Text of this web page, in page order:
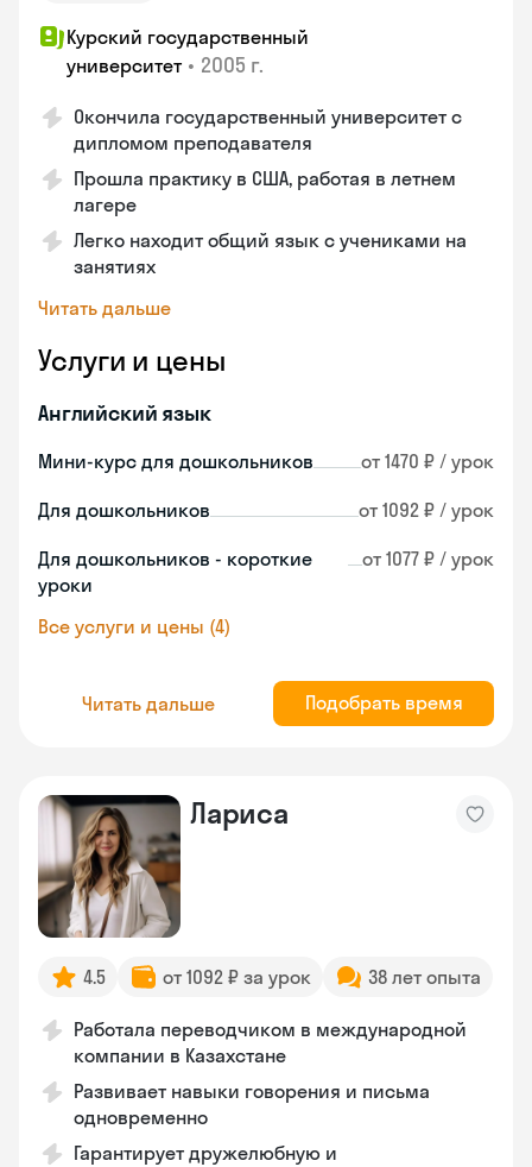
Курский государственный
университет • 2005 г.
Окончила государственный университет с
дипломом преподавателя
Прошла практику в США, работая в летнем
лагере
Легко находит общий язык с учениками на
занятиях
Читать дальше
Услуги и цены
Английский язык
Мини-курс для дошкольников от 1470 ₽ / урок
Для дошкольников от 1092 ₽ / урок
Для дошкольников - короткие
уроки
от 1077 ₽ / урок
Все услуги и цены (4)
Читать дальше Подобрать время
Лариса
4.5 от 1092 ₽ за урок 38 лет опыта
Работала переводчиком в международной
компании в Казахстане
Развивает навыки говорения и письма
одновременно
Гарантирует дружелюбную и